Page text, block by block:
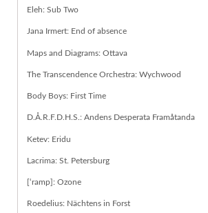
Eleh: Sub Two
Jana Irmert: End of absence
Maps and Diagrams: Ottava
The Transcendence Orchestra: Wychwood
Body Boys: First Time
D.Å.R.F.D.H.S.: Andens Desperata Framåtanda
Ketev: Eridu
Lacrima: St. Petersburg
[‘ramp]: Ozone
Roedelius: Nächtens in Forst